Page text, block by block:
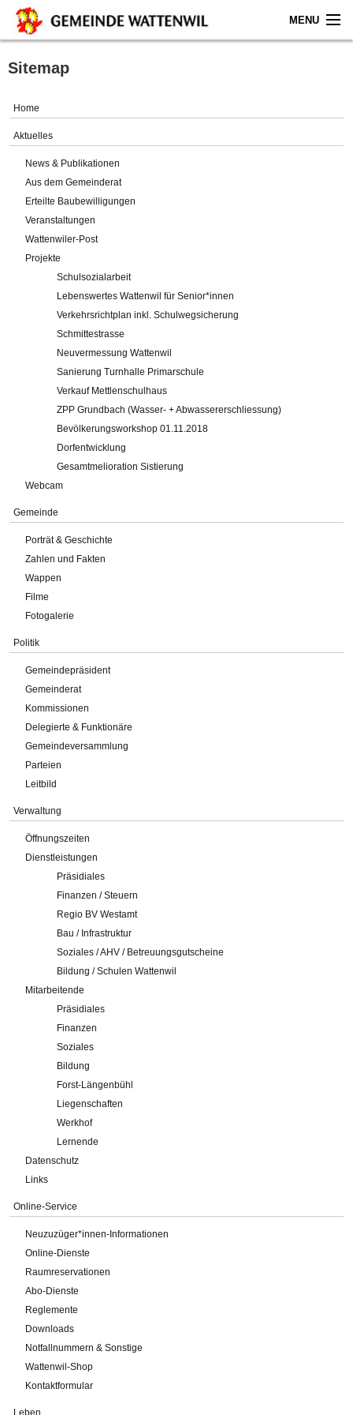
MENU
Home
Gemeinde
Verwaltung
Online-Service
Impressum
Sitemap
Home
Aktuelles
News & Publikationen
Aus dem Gemeinderat
Erteilte Baubewilligungen
Veranstaltungen
Wattenwiler-Post
Projekte
Schulsozialarbeit
Lebenswertes Wattenwil für Senior*innen
Verkehrsrichtplan inkl. Schulwegsicherung
Schmittestrasse
Neuvermessung Wattenwil
Sanierung Turnhalle Primarschule
Verkauf Mettlenschulhaus
ZPP Grundbach (Wasser- + Abwassererschliessung)
Bevölkerungsworkshop 01.11.2018
Dorfentwicklung
Gesamtmelioration Sistierung
Webcam
Gemeinde
Porträt & Geschichte
Zahlen und Fakten
Wappen
Filme
Fotogalerie
Politik
Gemeindepräsident
Gemeinderat
Kommissionen
Delegierte & Funktionäre
Gemeindeversammlung
Parteien
Leitbild
Verwaltung
Öffnungszeiten
Dienstleistungen
Präsidiales
Finanzen / Steuern
Regio BV Westamt
Bau / Infrastruktur
Soziales / AHV / Betreuungsgutscheine
Bildung / Schulen Wattenwil
Mitarbeitende
Präsidiales
Finanzen
Soziales
Bildung
Forst-Längenbühl
Liegenschaften
Werkhof
Lernende
Datenschutz
Links
Online-Service
Neuzuzüger*innen-Informationen
Online-Dienste
Raumreservationen
Abo-Dienste
Reglemente
Downloads
Notfallnummern & Sonstige
Wattenwil-Shop
Kontaktformular
Leben